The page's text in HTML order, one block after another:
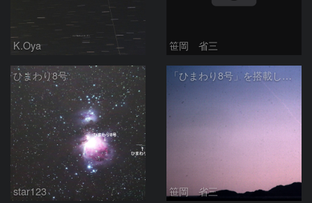
K.Oya 笹岡 省三
ひまわり8号
star123
「ひまわり8号」を搭載したH2Aロケット 25号機打ち上げの排煙
笹岡 省三